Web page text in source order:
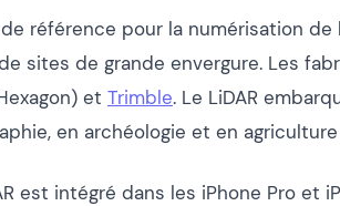
référence pour la numérisation
sites de grande envergure. Les
et Trimble. Le LiDAR
en archéologie et en
est intégré dans les iPhone Pro et